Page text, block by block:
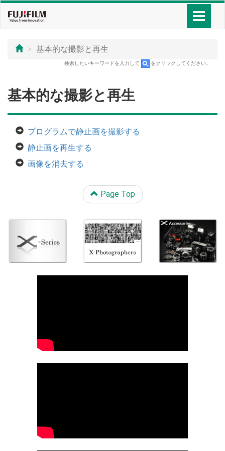
基本的な撮影と再生
検索したいキーワードを入力して をクリックしてください。
基本的な撮影と再生
プログラムで静止画を撮影する
静止画を再生する
画像を消去する
Page Top